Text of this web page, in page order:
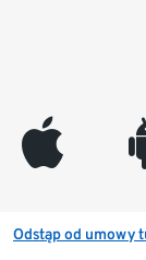
appleinc
Odstąp od umowy